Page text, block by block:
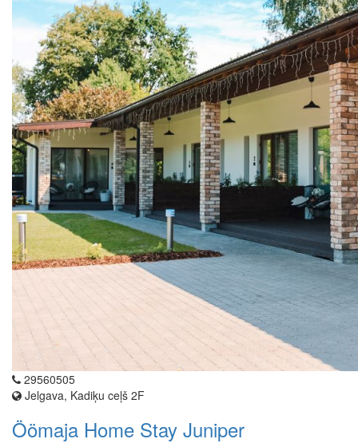
29560505
Jelgava, Kadiķu ceļš 2F
Öömaja Home Stay Juniper